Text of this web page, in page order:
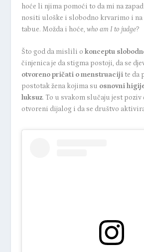
hoće li njima pomoći to da mi na
nositi uloške i slobodno krvarimo i na
tabue. Možda i hoće, who am I to judge?
Što god da mislili o konceptu
činjenica je da stigma postoji, da se
otvoreno pričati o menstruacijite da
postotak žena kojima su osnovni
luksuz. To u svakom slučaju jest poziv
otvoreni dijalog i da se društvo